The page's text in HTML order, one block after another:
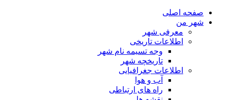
صفحه اصلی
شهر من
معرفی شهر
اطلاعات تاریخی
وجه تسیمه نام شهر
تاریخچه شهر
اطلاعات جغرافیایی
آب و هوا
راه های ارتباطی